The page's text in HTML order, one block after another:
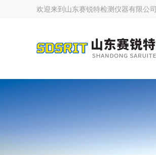
欢迎来到 山东赛锐特检测仪器有限公司